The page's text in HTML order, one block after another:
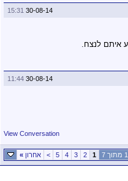
30-08-14
15:31
איתם לנצח.
30-08-14
11:44
View Conversation
1
2
3
4
5
> אחרון »